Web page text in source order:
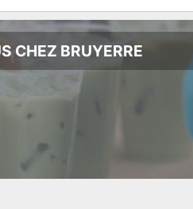
CHEZ BRUYERRE